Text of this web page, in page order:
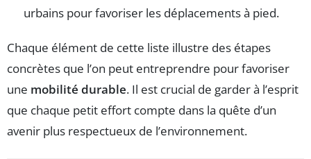
urbains pour favoriser les déplacements à pied.
Chaque élément de cette liste illustre des étapes
concrètes que l’on peut entreprendre pour favoriser
une mobilité durable. Il est crucial de garder à l’esprit
que chaque petit effort compte dans la quête d’un
avenir plus respectueux de l’environnement.